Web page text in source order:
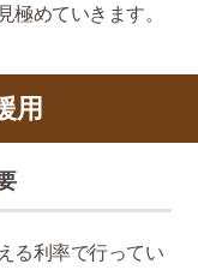
極めていきます。
用
る利率で行ってい